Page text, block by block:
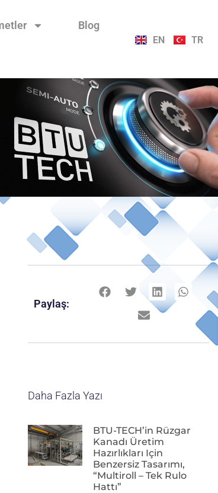
Blog
EN TR
Paylaş:
Daha Fazla Yazı
BTU-TECH’in Rüzgar
Kanadı Üretim
Hazırlıkları Için
Benzersiz Tasarımı,
“Multiroll – Tek Rulo
Hattı”